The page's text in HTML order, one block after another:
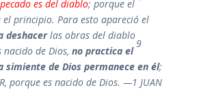
es del diablo; porque el
el principio. Para esto apareció el
deshacerlas obras del diablo.
9
nacido de Dios, no practica el
simiente de Dios permanece en él;
porque es nacido de Dios. —1 JUAN